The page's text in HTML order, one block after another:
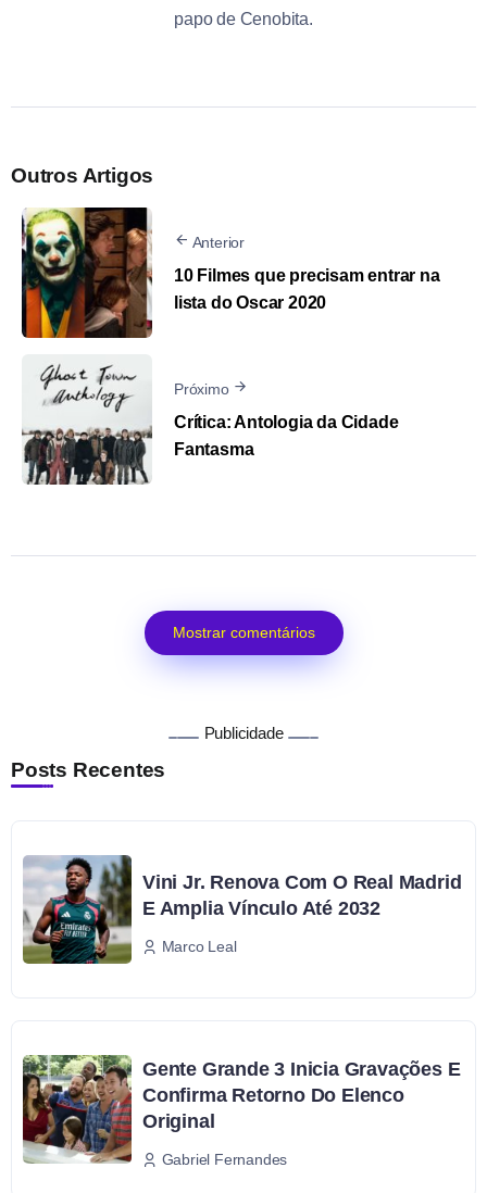
papo de Cenobita.
Outros Artigos
Anterior
10 Filmes que precisam entrar na
lista do Oscar 2020
Próximo
Crítica: Antologia da Cidade
Fantasma
Mostrar comentários
Publicidade
Posts Recentes
Vini Jr. Renova Com O Real Madrid
E Amplia Vínculo Até 2032
Marco Leal
Gente Grande 3 Inicia Gravações E
Confirma Retorno Do Elenco
Original
Gabriel Fernandes